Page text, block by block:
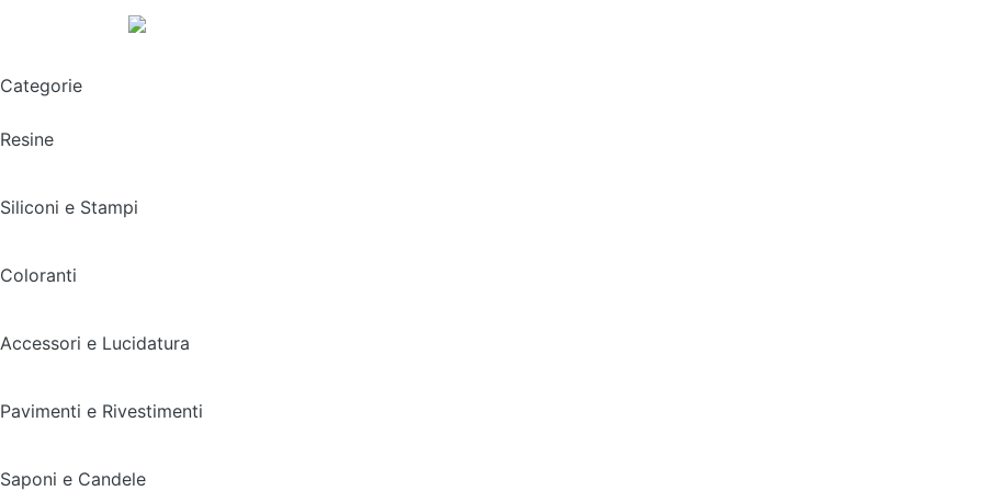
Categorie
Resine
Siliconi e Stampi
Coloranti
Accessori e Lucidatura
Pavimenti e Rivestimenti
Saponi e Candele